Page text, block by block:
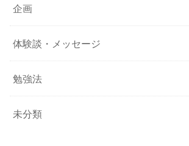
企画
体験談・メッセージ
勉強法
未分類